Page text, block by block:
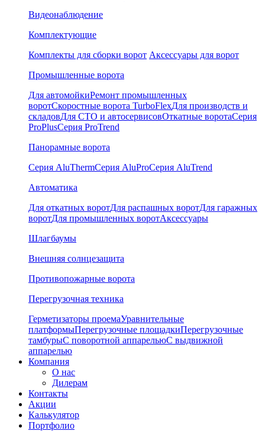
Видеонаблюдение
Комплектующие
Комплекты для сборки ворот Аксессуары для ворот
Промышленные ворота
Для автомойкиРемонт промышленных
воротСкоростные ворота TurboFlexДля производств и
складовДля СТО и автосервисовОткатные воротаСерия
ProPlusСерия ProTrend
Панорамные ворота
Серия AluThermСерия AluProСерия AluTrend
Автоматика
Для откатных воротДля распашных воротДля гаражных
воротДля промышленных воротАксессуары
Шлагбаумы
Внешняя солнцезащита
Противопожарные ворота
Перегрузочная техника
Герметизаторы проемаУравнительные
платформыПерегрузочные площадкиПерегрузочные
тамбурыС поворотной аппарельюС выдвижной
аппарелью
Компания
О нас
Дилерам
Контакты
Акции
Калькулятор
Портфолио